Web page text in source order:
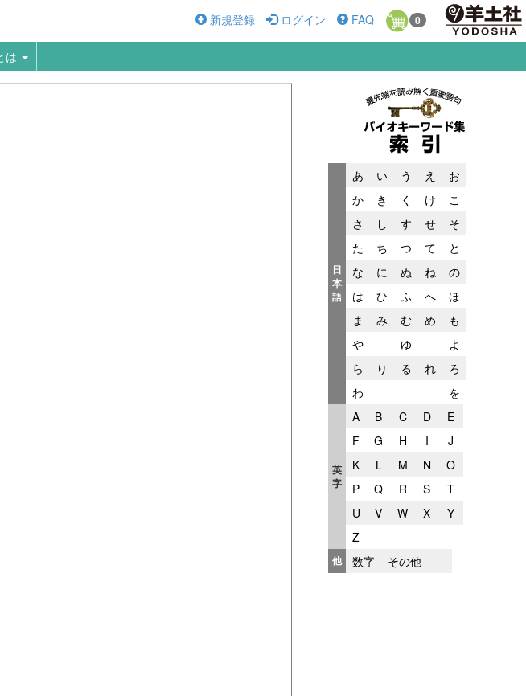
新規登録 ログイン FAQ 0
は
日
本
語
あ い う え
お
か
き く け
こ
さ
し す せ
そ
た
ち つ て
と
な
に ぬ ね
の
は
ひ ふ へ
ほ
ま
み む め
も
や
ゆ
よ
ら
り る れ
ろ
わ
を
英
字
A B C D
E
F
G H I
J
K
L M N
O
P
Q R S
T
U
V W X
Y
Z
他 数字 その他